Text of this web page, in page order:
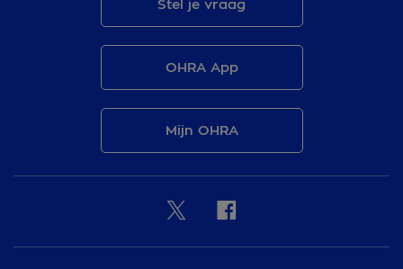
Stel je vraag
OHRA App
Mijn OHRA